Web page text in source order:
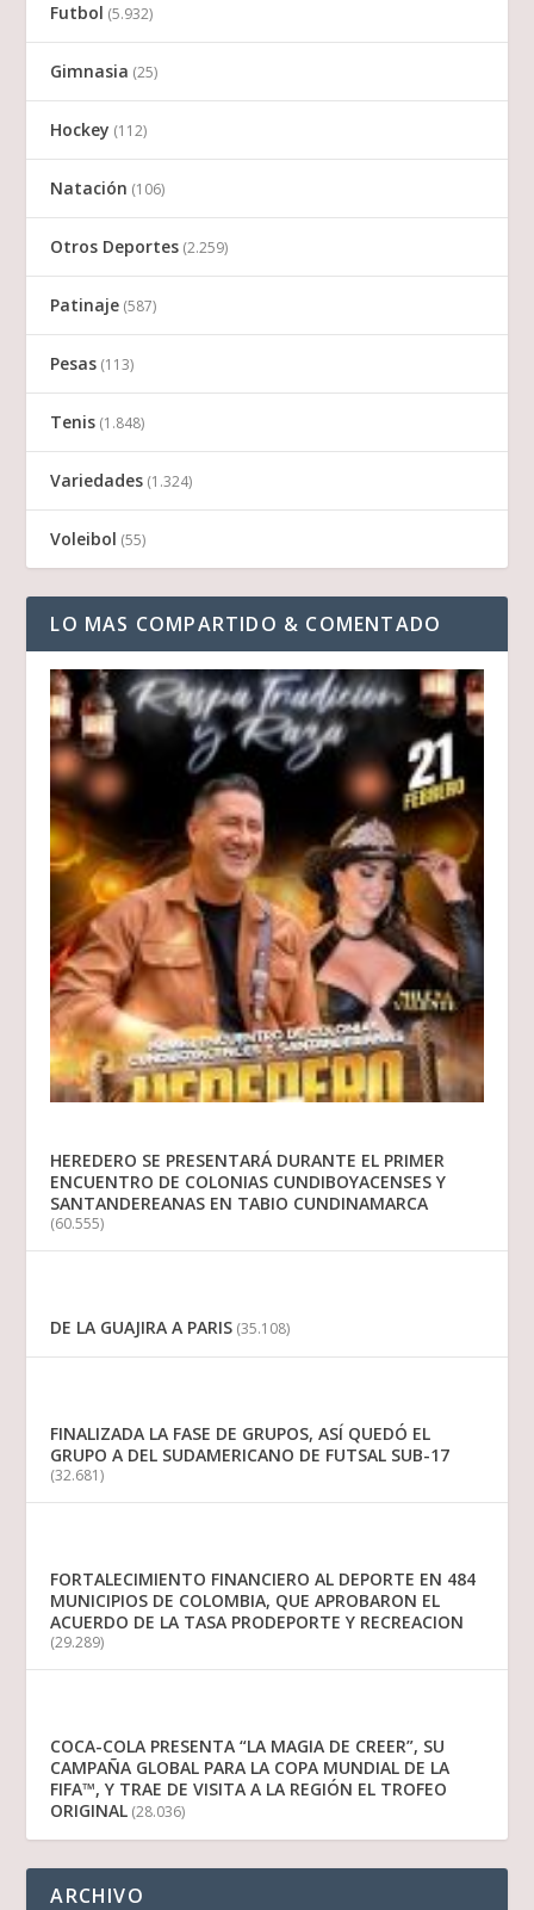
Futbol (5.932)
Gimnasia (25)
Hockey (112)
Natación (106)
Otros Deportes (2.259)
Patinaje (587)
Pesas (113)
Tenis (1.848)
Variedades (1.324)
Voleibol (55)
LO MAS COMPARTIDO & COMENTADO
HEREDERO SE PRESENTARÁ DURANTE EL PRIMER
ENCUENTRO DE COLONIAS CUNDIBOYACENSES Y
SANTANDEREANAS EN TABIO CUNDINAMARCA
(60.555)
DE LA GUAJIRA A PARIS (35.108)
FINALIZADA LA FASE DE GRUPOS, ASÍ QUEDÓ EL
GRUPO A DEL SUDAMERICANO DE FUTSAL SUB-17
(32.681)
FORTALECIMIENTO FINANCIERO AL DEPORTE EN 484
MUNICIPIOS DE COLOMBIA, QUE APROBARON EL
ACUERDO DE LA TASA PRODEPORTE Y RECREACION
(29.289)
COCA-COLA PRESENTA “LA MAGIA DE CREER”, SU
CAMPAÑA GLOBAL PARA LA COPA MUNDIAL DE LA
FIFA™, Y TRAE DE VISITA A LA REGIÓN EL TROFEO
ORIGINAL (28.036)
ARCHIVO